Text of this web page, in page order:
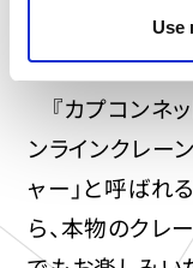
Use
『カプコンネッ
ンラインクレー
ャー」と呼ばれ
ら、本物のクレ